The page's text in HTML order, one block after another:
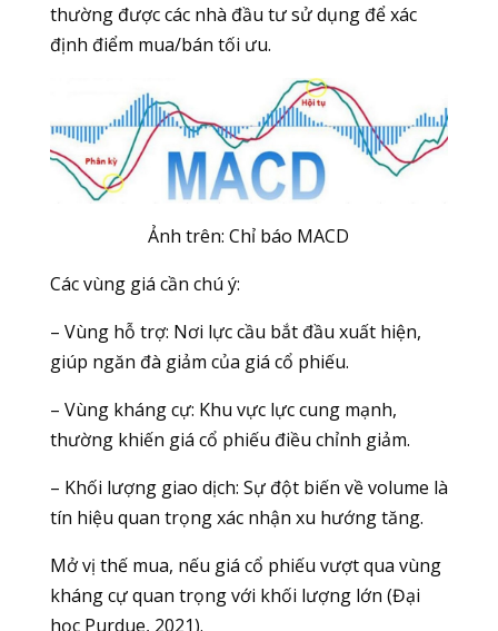
thường được các nhà đầu tư sử dụng để xác
định điểm mua/bán tối ưu.
Ảnh trên: Chỉ báo MACD
Các vùng giá cần chú ý:
– Vùng hỗ trợ: Nơi lực cầu bắt đầu xuất hiện,
giúp ngăn đà giảm của giá cổ phiếu.
– Vùng kháng cự: Khu vực lực cung mạnh,
thường khiến giá cổ phiếu điều chỉnh giảm.
– Khối lượng giao dịch: Sự đột biến về volume là
tín hiệu quan trọng xác nhận xu hướng tăng.
Mở vị thế mua, nếu giá cổ phiếu vượt qua vùng
kháng cự quan trọng với khối lượng lớn (Đại
học Purdue, 2021).